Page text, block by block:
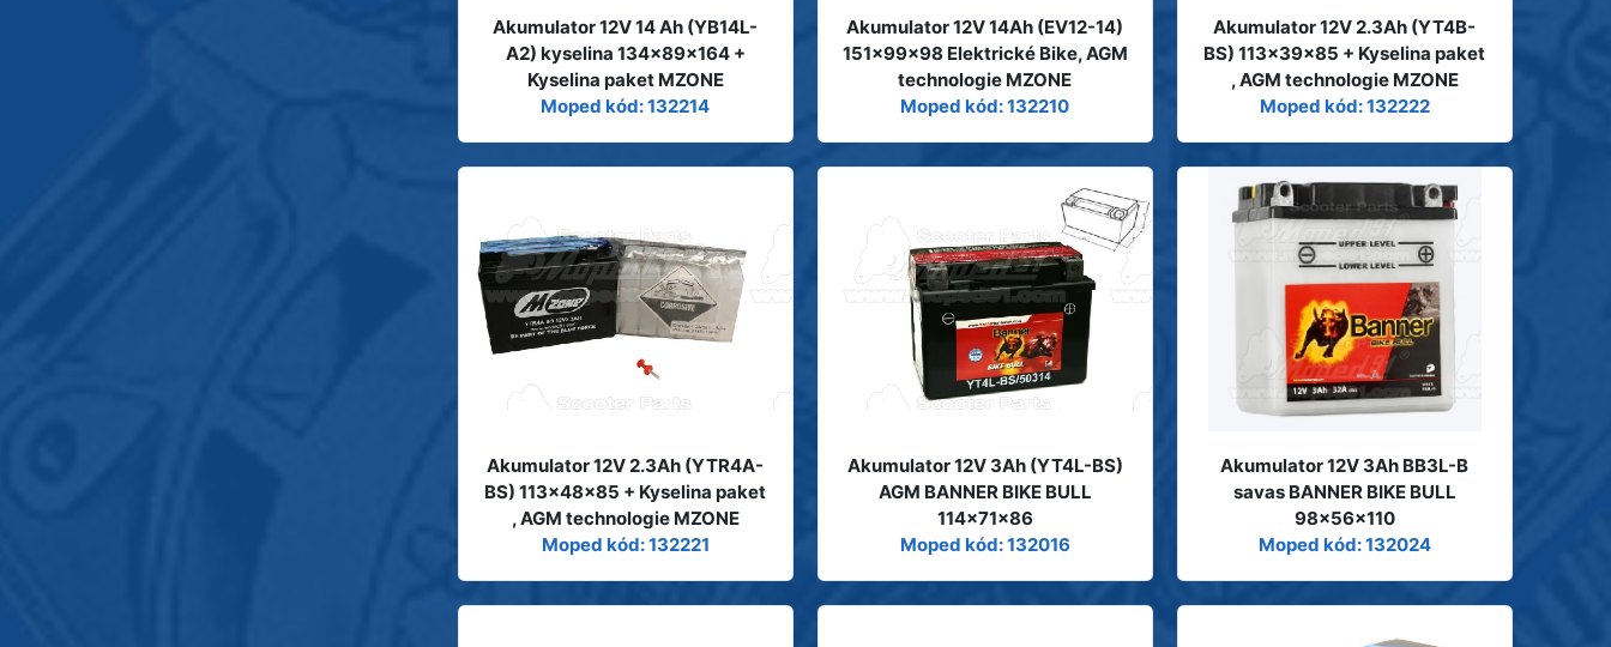
Akumulator 12V 14 Ah (YB14L-
A2) kyselina 134x89x164 +
Kyselina paket MZONE
Moped kód: 132214
Akumulator 12V 14Ah (EV12-14)
151x99x98 Elektrické Bike, AGM
technologie MZONE
Moped kód: 132210
Akumulator 12V 2.3Ah (YT4B-
BS) 113x39x85 + Kyselina paket
, AGM technologie MZONE
Moped kód: 132222
Akumulator 12V 2.3Ah (YTR4A-
BS) 113x48x85 + Kyselina paket
, AGM technologie MZONE
Moped kód: 132221
Akumulator 12V 3Ah (YT4L-BS)
AGM BANNER BIKE BULL
114x71x86
Moped kód: 132016
Akumulator 12V 3Ah BB3L-B
savas BANNER BIKE BULL
98x56x110
Moped kód: 132024